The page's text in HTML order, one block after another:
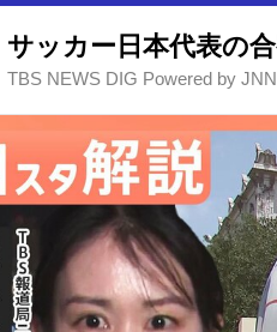
TBS NEWS DIG Powered by JNN